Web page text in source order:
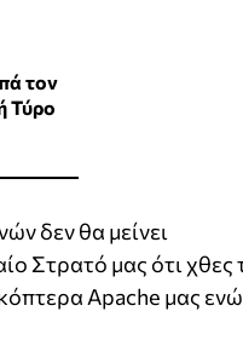
τον
Τύρο
δεν θα μείνει
Στρατό μας ότι χθες
Apache μας ενώ